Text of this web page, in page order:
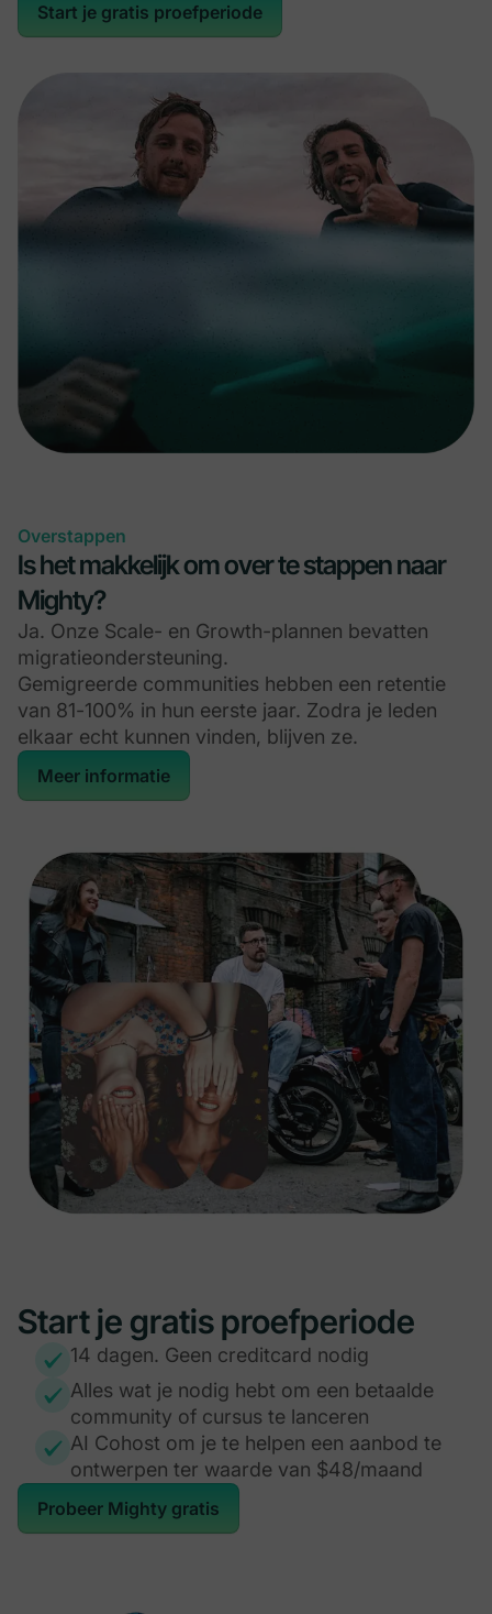
Start je gratis proefperiode
Overstappen
Is het makkelijk om over te stappen naar
Mighty?
Ja. Onze Scale- en Growth-plannen bevatten
migratieondersteuning.
Gemigreerde communities hebben een retentie
van 81-100% in hun eerste jaar. Zodra je leden
elkaar echt kunnen vinden, blijven ze.
Meer informatie
Start je gratis proefperiode
14 dagen. Geen creditcard nodig
Alles wat je nodig hebt om een betaalde
community of cursus te lanceren
AI Cohost om je te helpen een aanbod te
ontwerpen ter waarde van $48/maand
Probeer Mighty gratis